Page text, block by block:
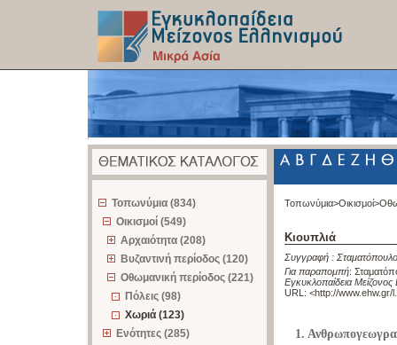
Τοπωνύμια (834)
Οικισμοί (549)
Αρχαιότητα (208)
Βυζαντινή περίοδος (120)
Οθωμανική περίοδος (221)
Πόλεις (98)
Χωριά (123)
Ενότητες (285)
Τοπωνύμια>Οικισμοί>
Κιουπλιά
Συγγραφή :
Για παραπομπή:
Εγκυκλοπαίδεια
URL: <http://www.ehw.gr/
1.